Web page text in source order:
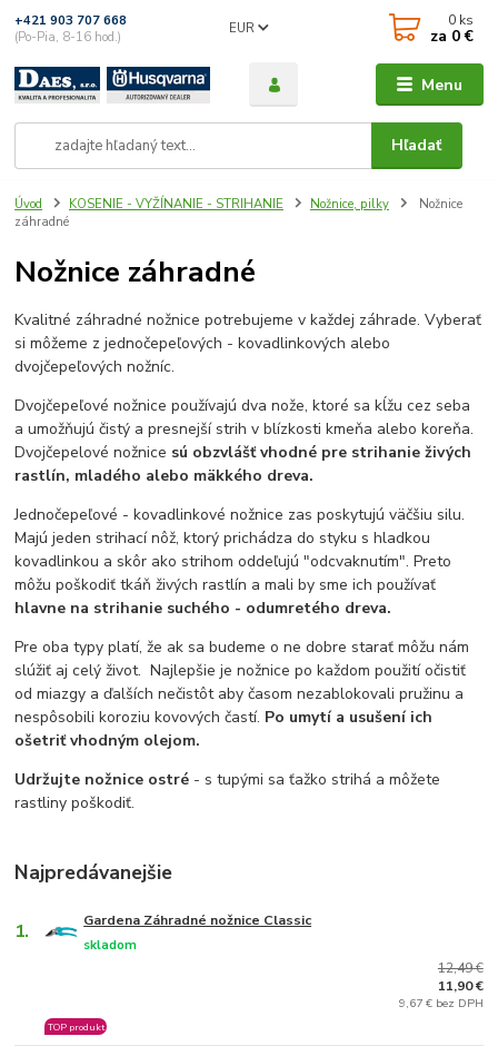
Menu
EUR
Hľadať
+421 903 707 668
(Po-Pia, 8-16 hod.)
0 ks
za 0 €
Úvod KOSENIE - VYŽÍNANIE - STRIHANIE Nožnice, pilky
Nožnice
záhradné
Nožnice záhradné
Kvalitné záhradné nožnice potrebujeme v každej záhrade. Vyberať
si môžeme z jednočepeľových - kovadlinkových alebo
dvojčepeľových nožníc.
Dvojčepeľové nožnice používajú dva nože, ktoré sa kĺžu cez seba
a umožňujú čistý a presnejší strih v blízkosti kmeňa alebo koreňa.
Dvojčepelové nožnice sú obzvlášť vhodné pre strihanie živých
rastlín, mladého alebo mäkkého dreva.
Jednočepeľové - kovadlinkové nožnice zas poskytujú väčšiu silu.
Majú jeden strihací nôž, ktorý prichádza do styku s hladkou
kovadlinkou a skôr ako strihom oddeľujú "odcvaknutím". Preto
môžu poškodiť tkáň živých rastlín a mali by sme ich používať
hlavne na strihanie suchého - odumretého dreva.
Pre oba typy platí, že ak sa budeme o ne dobre starať môžu nám
slúžiť aj celý život. Najlepšie je nožnice po každom použití očistiť
od miazgy a ďalších nečistôt aby časom nezablokovali pružinu a
nespôsobili koroziu kovových častí. Po umytí a usušení ich
ošetriť vhodným olejom.
Udržujte nožnice ostré - s tupými sa ťažko strihá a môžete
rastliny poškodiť.
Najpredávanejšie
1. Gardena Záhradné nožnice Classic
skladom
TOP produkt
12,49 €
11,90 €
9,67 € bez DPH